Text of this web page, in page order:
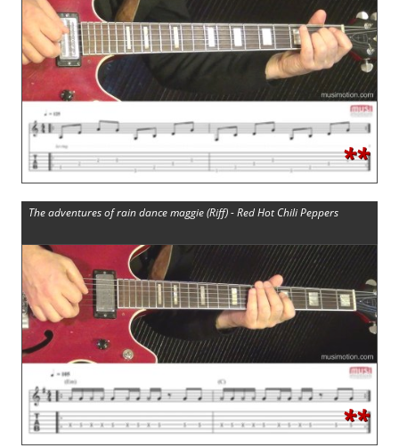
**
The adventures of rain dance maggie (Riff) - Red Hot Chili Peppers
**